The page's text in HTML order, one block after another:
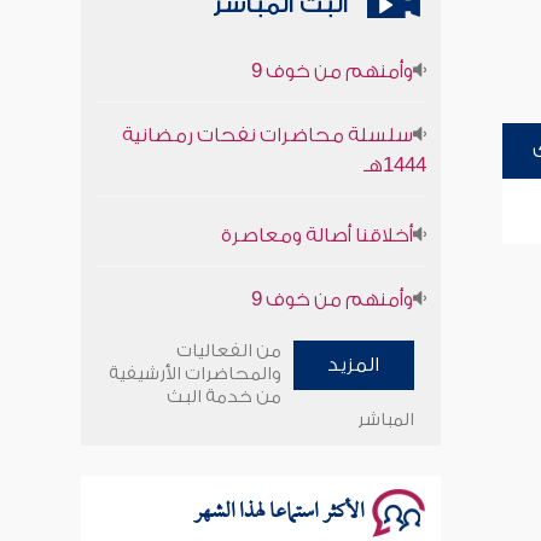
1444هـ
سلسلة محاضرات نفحات رمضانية
المزيد
من الفعاليات
والمحاضرات الأرشيفية
من خدمة البث
المباشر
الأكثر استماعا لهذا الشهر